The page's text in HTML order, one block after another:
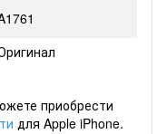
приобрести
для Apple iPhone.